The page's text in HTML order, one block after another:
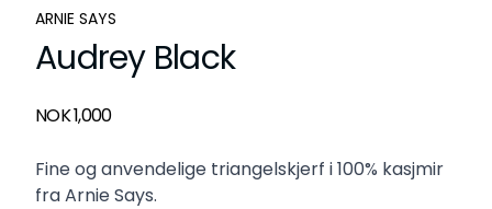
ARNIE SAYS
Audrey Black
Produktdetaljer
NOK 1,000
Description
Fine og anvendelige triangelskjerf i 100% kasjmir
fra Arnie Says.